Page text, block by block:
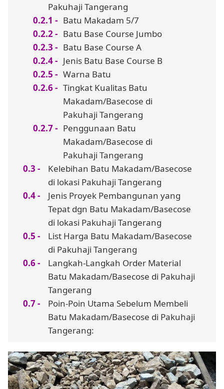
Pakuhaji Tangerang
Batu Makadam 5/7
Batu Base Course Jumbo
Batu Base Course A
Jenis Batu Base Course B
Warna Batu
Tingkat Kualitas Batu
Makadam/Basecose di
Pakuhaji Tangerang
Penggunaan Batu
Makadam/Basecose di
Pakuhaji Tangerang
Kelebihan Batu Makadam/Basecose
di lokasi Pakuhaji Tangerang
Jenis Proyek Pembangunan yang
Tepat dgn Batu Makadam/Basecose
di lokasi Pakuhaji Tangerang
List Harga Batu Makadam/Basecose
di Pakuhaji Tangerang
Langkah-Langkah Order Material
Batu Makadam/Basecose di Pakuhaji
Tangerang
Poin-Poin Utama Sebelum Membeli
Batu Makadam/Basecose di Pakuhaji
Tangerang: